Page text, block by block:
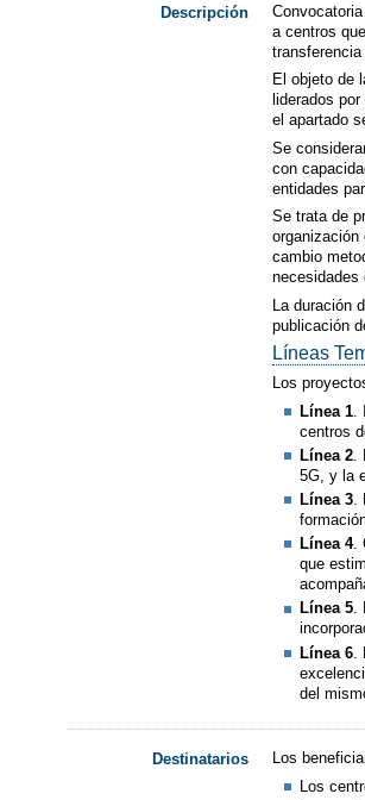
Descripción
a centros
El objeto de
liderados
el apartado
Se
con
entidades
Se trata de
cambio
necesidades
La duración
publicación
Líneas
Los
Línea 1
centros
Línea 2
5G, y la
Línea 3.
Línea 4.
que
Línea 5.
Línea 6
del
Destinatarios
Los
Los